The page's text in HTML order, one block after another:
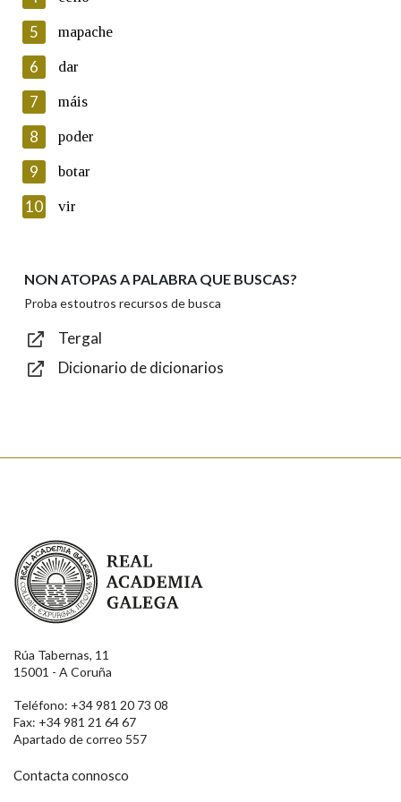
Lin e acepto as condicións da política de
Introduce o código que aparece na imaxe:
Texto de verificación
Enviar
5 mapache
6 dar
7 máis
8 poder
9 botar
10 vir
NON ATOPAS A PALABRA QUE BUSCAS?
Proba estoutros recursos de busca
Tergal
Dicionario de dicionarios
Real Academia Galega
Rúa Tabernas, 11
15001 - A Coruña
Teléfono: +34 981 20 73 08
Fax: +34 981 21 64 67
Apartado de correo 557
Contacta connosco